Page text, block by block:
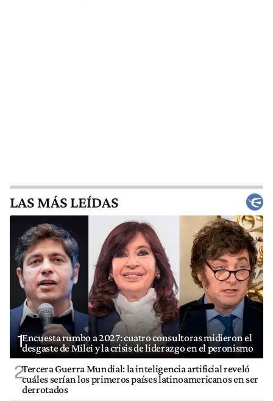
LAS MÁS LEÍDAS
1Encuesta rumbo a 2027: cuatro consultoras midieron el
desgaste de Milei y la crisis de liderazgo en el peronismo
2Tercera Guerra Mundial: la inteligencia artificial reveló
cuáles serían los primeros países latinoamericanos en ser
derrotados